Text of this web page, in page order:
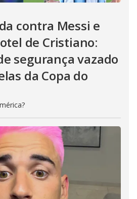
contra Messi e
de Cristiano:
segurança vazado
da Copa do